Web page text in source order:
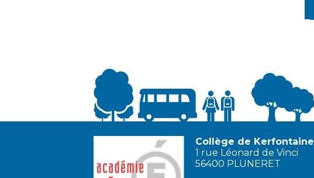
Collège de Kerfontaine
1 rue Léonard de Vinci
56400 PLUNERET